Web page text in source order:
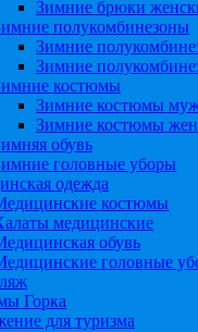
Зимние брюки
полукомбинезоны
Зимние
Зимние
костюмы
Зимние костюмы
Зимние костюмы
обувь
головные уборы
одежда
костюмы
медицинские
обувь
головные
Горка
для туризма